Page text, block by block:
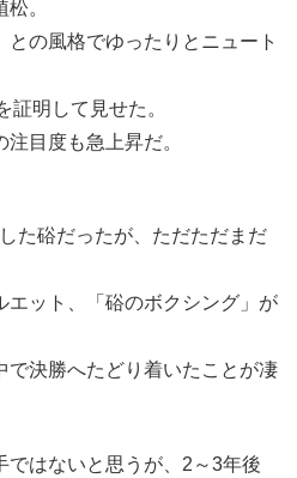
。
の風格でゆったりとニュート
証明して見せた。
目度も急上昇だ。
た硲だったが、ただただまだ
エット、「硲のボクシング」が
で決勝へたどり着いたことが凄
ではないと思うが、2～3年後